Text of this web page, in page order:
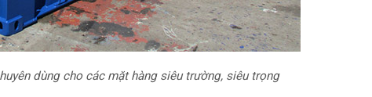
dùng cho các mặt hàng siêu trường, siêu trọng